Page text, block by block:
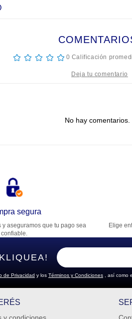
☆ ☆ ☆ ☆ ☆ 0 Calificación
de email
un comentario
No hay comentarios.
segura
y aseguramos que tu pago sea
confiable.
Elige
de Privacidad y los Términos y Condiciones , así como